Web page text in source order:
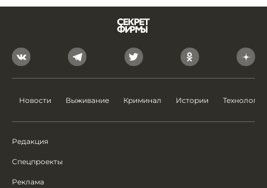
Новости Выживание Криминал Истории Технологии
Редакция
Спецпроекты
Реклама